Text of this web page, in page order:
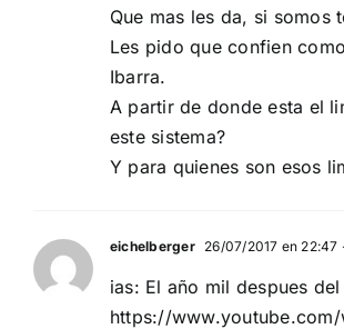
Que mas les da, si somos
Les pido que confien
Ibarra.
A partir de donde esta el
este sistema?
Y para quienes son esos
eichelberger 26/07/2017 en 22:47
ias: El año mil despues
https://